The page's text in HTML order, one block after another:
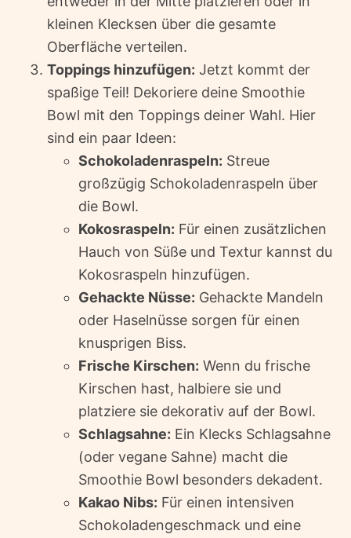
kleinen Klecksen über die gesamte
Oberfläche verteilen.
Toppings hinzufügen: Jetzt kommt der
spaßige Teil! Dekoriere deine Smoothie
Bowl mit den Toppings deiner Wahl. Hier
sind ein paar Ideen:
Schokoladenraspeln: Streue
großzügig Schokoladenraspeln über
die Bowl.
Kokosraspeln: Für einen zusätzlichen
Hauch von Süße und Textur kannst du
Kokosraspeln hinzufügen.
Gehackte Nüsse: Gehackte Mandeln
oder Haselnüsse sorgen für einen
knusprigen Biss.
Frische Kirschen: Wenn du frische
Kirschen hast, halbiere sie und
platziere sie dekorativ auf der Bowl.
Schlagsahne: Ein Klecks Schlagsahne
(oder vegane Sahne) macht die
Smoothie Bowl besonders dekadent.
Kakao Nibs: Für einen intensiven
Schokoladengeschmack und eine